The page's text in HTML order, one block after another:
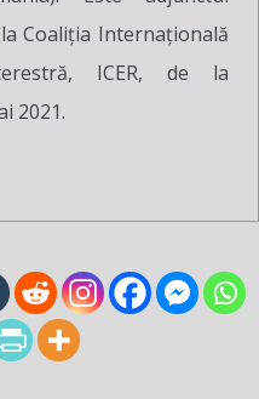
Coaliția Internațională
ICER, de la
2021.